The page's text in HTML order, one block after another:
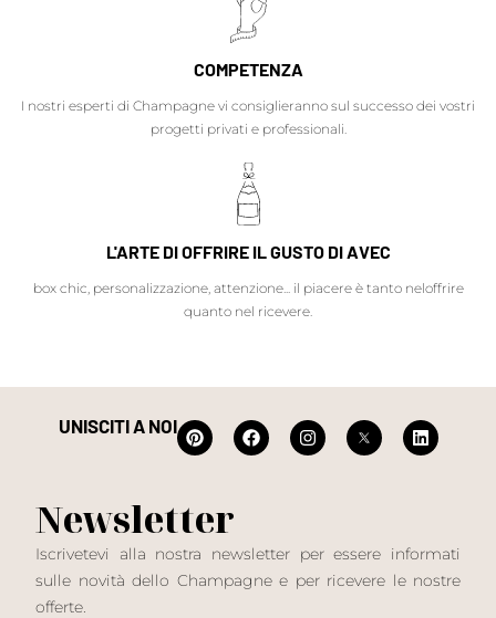
COMPETENZA
I nostri esperti di Champagne vi consiglieranno sul successo dei vostri
progetti privati e professionali.
L'ARTE DI OFFRIRE IL GUSTO DI AVEC
box chic, personalizzazione, attenzione... il piacere è tanto neloffrire
quanto nel ricevere.
UNISCITI A NOI
Newsletter
Iscrivetevi alla nostra newsletter per essere informati
sulle novità dello Champagne e per ricevere le nostre
offerte.